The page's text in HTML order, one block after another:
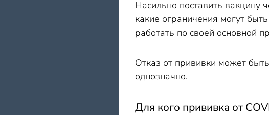
Насильно поставить вакцину
какие ограничения могут
работать по своей основной
Отказ от прививки может
однозначно.
Для кого прививка от